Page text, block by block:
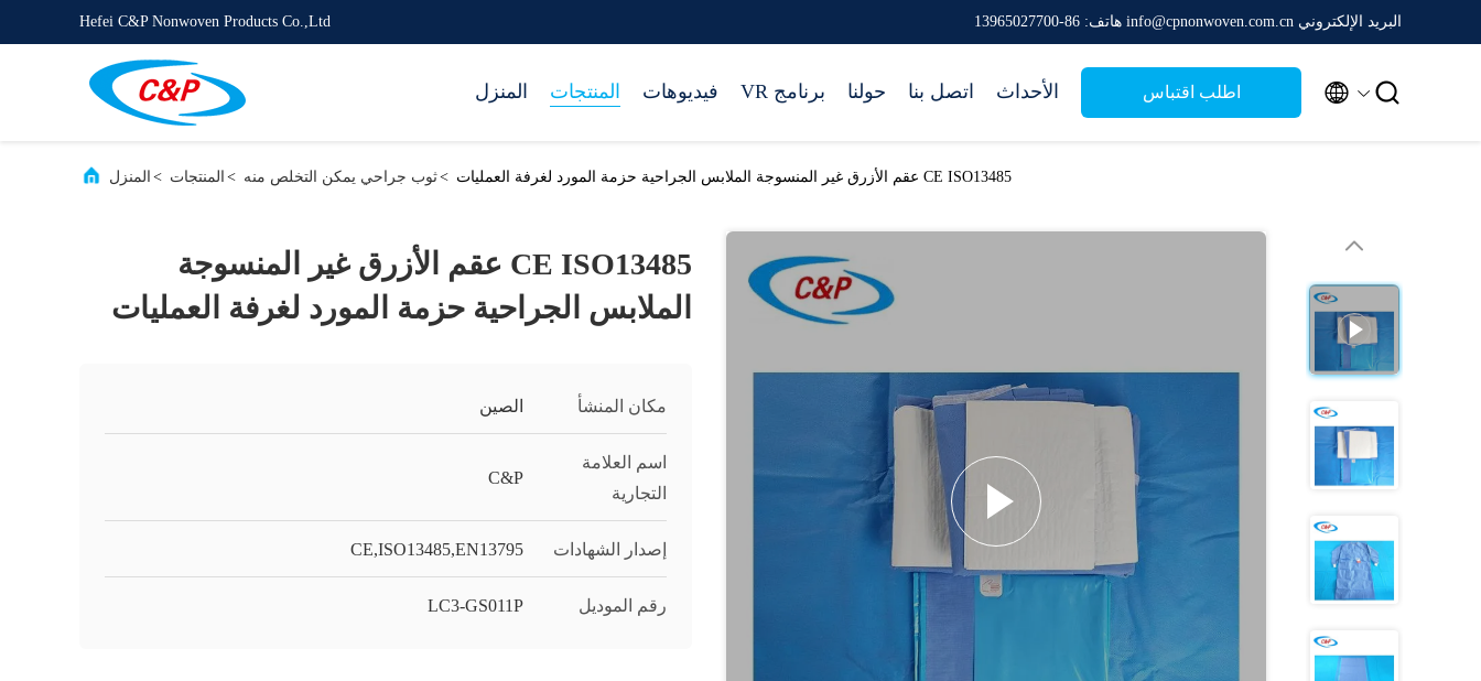
Hefei C&P Nonwoven Products Co.,Ltd البريد الإلكتروني info@cpnonwoven.com.cn هاتف: 86-13965027700
المنزل المنتجات فيديوهات برنامج VR حولنا اتصل بنا الأحداث اطلب اقتباس  
المنزل > المنتجات > ثوب جراحي يمكن التخلص منه> CE ISO13485 عقم الأزرق غير المنسوجة الملابس الجراحية حزمة المورد لغرفة العمليات
CE ISO13485 عقم الأزرق غير المنسوجة
الملابس الجراحية حزمة المورد لغرفة العمليات
مكان المنشأ الصين
اسم العلامة
التجارية
C&P
إصدار الشهادات CE,ISO13485,EN13795
رقم الموديل LC3-GS011P